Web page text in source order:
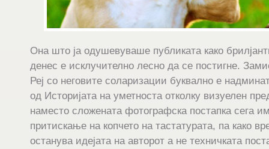
Она што ја одушевуваше публиката како
денес е исклучително лесно да се постигне.
Реј со неговите соларизации буквално е
од Историјата на уметноста отколку визуелен
наместо сложената фотографска постапка сега
притискање на копчето на тастатурата, па како
останува идејата на авторот а не техничката